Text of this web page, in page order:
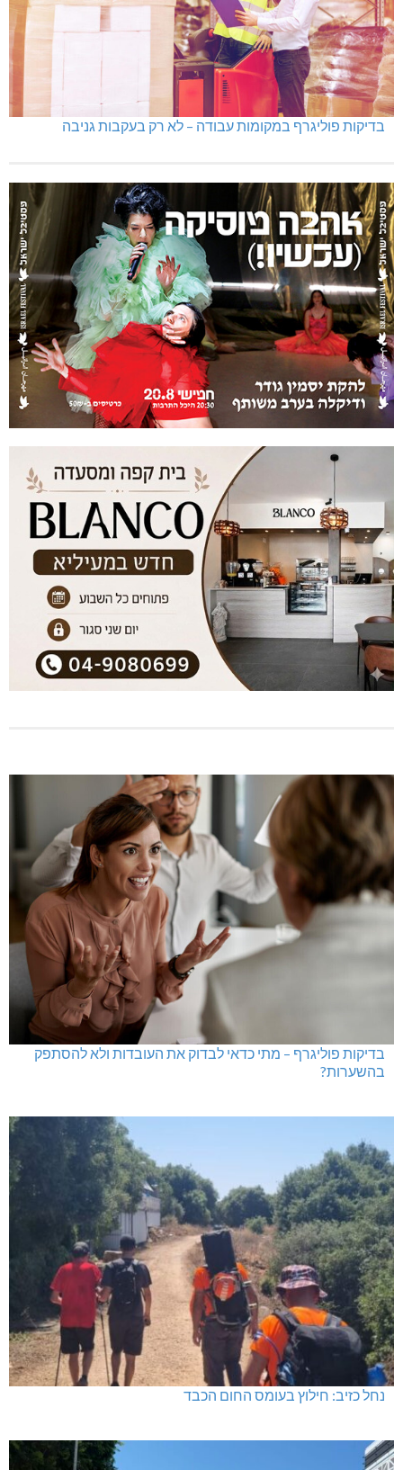
בדיקות פוליגרף במקומות עבודה – לא רק בעקבות גניבה
בדיקות פוליגרף – מתי כדאי לבדוק את העובדות ולא להסתפק
בהשערות?
נחל כזיב: חילוץ בעומס החום הכבד